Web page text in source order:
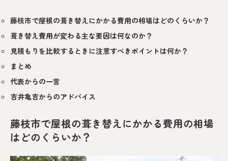
藤枝市で屋根の葺き替えにかかる費用の相場はどのくらいか？
葺き替え費用が変わる主な要因は何なのか？
見積もりを比較するときに注意すべきポイントは何か？
まとめ
代表からの一言
吉井亀吉からのアドバイス
藤枝市で屋根の葺き替えにかかる費用の相場
はどのくらいか？